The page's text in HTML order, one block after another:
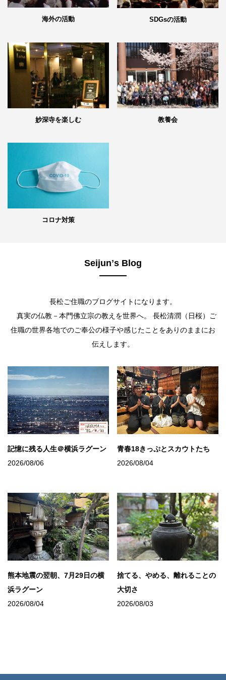
海外の活動 SDGsの活動
妙深寺を楽しむ 教養会
コロナ対策
Seijunʼs Blog
長松ご住職のブログサイトになります。
真実の仏教－本門佛立宗の教えを世界へ。 長松清潤（日桜）ご
住職の世界各地でのご奉公の様子や感じたことをありのままにお
伝えします。
記憶に残る人生＠横浜ラグーン
2026/08/06
青春18きっぷとスカウトたち
2026/08/04
熊本地震の翌朝、7月29日の横
浜ラグーン
2026/08/04
捨てる、やめる、離れることの
大切さ
2026/08/03